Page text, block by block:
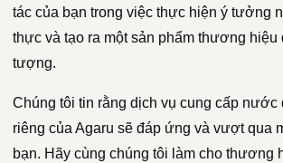
tác của bạn trong việc thực hiện ý tưởng
thực và tạo ra một sản phẩm thương hiệu
tượng.
Chúng tôi tin rằng dịch vụ cung cấp nước
riêng của Agaru sẽ đáp ứng và vượt qua
bạn. Hãy cùng chúng tôi làm cho thương